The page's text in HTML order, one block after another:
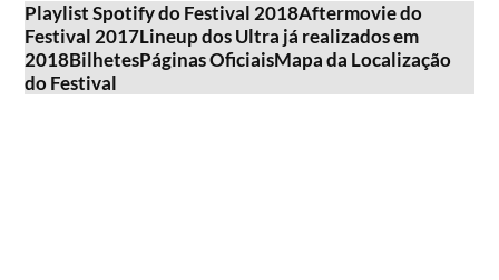
Playlist Spotify do Festival 2018Aftermovie do
Festival 2017Lineup dos Ultra já realizados em
2018BilhetesPáginas OficiaisMapa da Localização
do Festival